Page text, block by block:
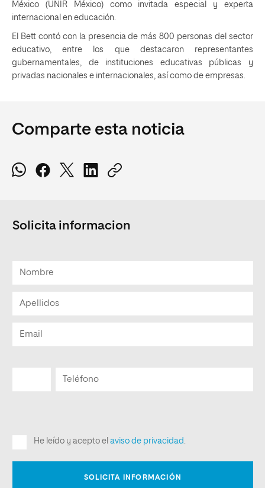
México (UNIR México) como invitada especial y experta
internacional en educación.
El Bett contó con la presencia de más 800 personas del sector
educativo, entre los que destacaron representantes
gubernamentales, de instituciones educativas públicas y
privadas nacionales e internacionales, así como de empresas.
Comparte esta noticia
Solicita informacion